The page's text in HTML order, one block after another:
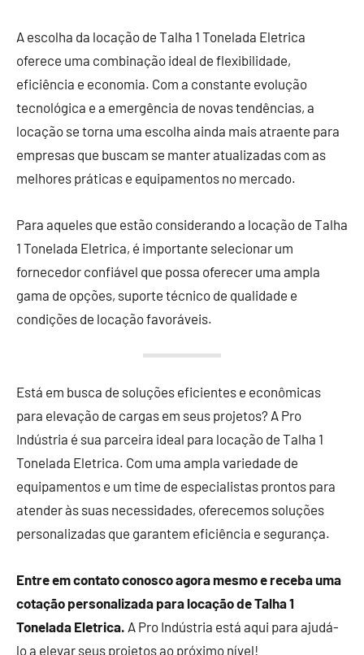
A escolha da locação de Talha 1 Tonelada Eletrica
oferece uma combinação ideal de flexibilidade,
eficiência e economia. Com a constante evolução
tecnológica e a emergência de novas tendências, a
locação se torna uma escolha ainda mais atraente para
empresas que buscam se manter atualizadas com as
melhores práticas e equipamentos no mercado.
Para aqueles que estão considerando a locação de Talha
1 Tonelada Eletrica, é importante selecionar um
fornecedor confiável que possa oferecer uma ampla
gama de opções, suporte técnico de qualidade e
condições de locação favoráveis.
Está em busca de soluções eficientes e econômicas
para elevação de cargas em seus projetos? A Pro
Indústria é sua parceira ideal para locação de Talha 1
Tonelada Eletrica. Com uma ampla variedade de
equipamentos e um time de especialistas prontos para
atender às suas necessidades, oferecemos soluções
personalizadas que garantem eficiência e segurança.
Entre em contato conosco agora mesmo e receba uma
cotação personalizada para locação de Talha 1
Tonelada Eletrica. A Pro Indústria está aqui para ajudá-
lo a elevar seus projetos ao próximo nível!